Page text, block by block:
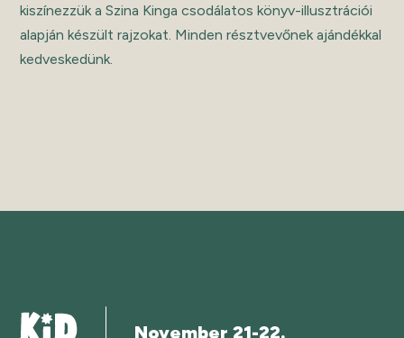
kiszínezzük a Szina Kinga csodálatos könyv-illusztrációi
alapján készült rajzokat. Minden résztvevőnek ajándékkal
kedveskedünk.
November 21-22.